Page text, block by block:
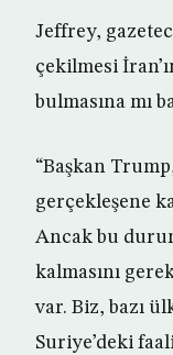
Jeffrey,
çekilmesi
bulmasına mı
“Başkan
gerçekleşene
Ancak bu
kalmasını
var. Biz, bazı
Suriye’deki